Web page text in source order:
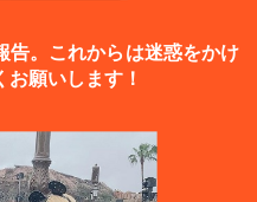
告。これからは迷惑をかけ
願いします！